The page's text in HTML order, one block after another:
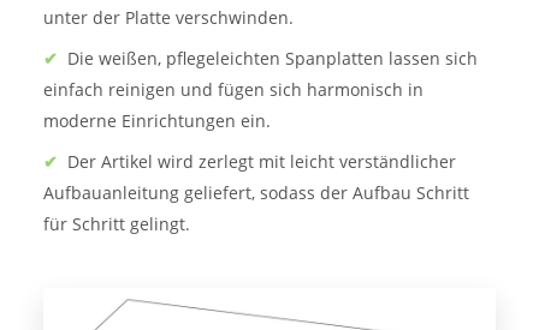
unter der Platte verschwinden.
✔ Die weißen, pflegeleichten Spanplatten lassen sich
einfach reinigen und fügen sich harmonisch in
moderne Einrichtungen ein.
✔ Der Artikel wird zerlegt mit leicht verständlicher
Aufbauanleitung geliefert, sodass der Aufbau Schritt
für Schritt gelingt.